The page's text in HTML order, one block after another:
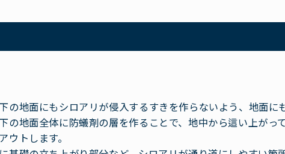
の地面にもシロアリが侵入するすきを作らないよう、地面に
の地面全体に防蟻剤の層を作ることで、地中から這い上がっ
ウトします。